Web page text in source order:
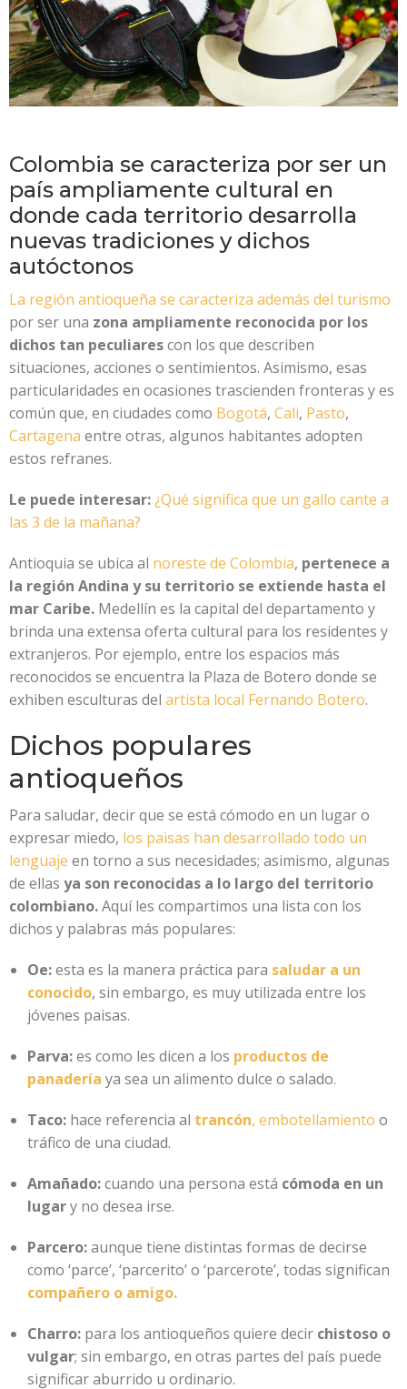
Colombia se caracteriza por ser un
país ampliamente cultural en
donde cada territorio desarrolla
nuevas tradiciones y dichos
autóctonos
La región antioqueña se caracteriza además del turismo
por ser una zona ampliamente reconocida por los
dichos tan peculiarescon los que describen
situaciones, acciones o sentimientos. Asimismo, esas
particularidades en ocasiones trascienden fronteras y es
común que, en ciudades como Bogotá, Cali, Pasto,
Cartagena entre otras, algunos habitantes adopten
estos refranes.
Le puede interesar: ¿Qué significa que un gallo cante a
las 3 de la mañana?
Antioquia se ubica al noreste de Colombia, pertenece a
la región Andina y su territorio se extiende hasta el
mar Caribe. Medellín es la capital del departamento y
brinda una extensa oferta cultural para los residentes y
extranjeros. Por ejemplo, entre los espacios más
reconocidos se encuentra la Plaza de Botero donde se
exhiben esculturas del artista local Fernando Botero.
Dichos populares
antioqueños
Para saludar, decir que se está cómodo en un lugar o
expresar miedo, los paisas han desarrollado todo un
lenguaje en torno a sus necesidades; asimismo, algunas
de ellas ya son reconocidas a lo largo del territorio
colombiano.Aquí les compartimos una lista con los
dichos y palabras más populares:
Oe:esta es la manera práctica para saludar a un
conocido, sin embargo, es muy utilizada entre los
jóvenes paisas.
Parva:es como les dicen a los productos de
panadería ya sea un alimento dulce o salado.
Taco: hace referencia al trancón, embotellamiento o
tráfico de una ciudad.
Amañado:cuando una persona está cómoda en un
lugary no desea irse.
Parcero:aunque tiene distintas formas de decirse
como ‘parce’, ‘parcerito’ o ‘parcerote’, todas significan
compañero o amigo.
Charro: para los antioqueños quiere decir chistoso o
vulgar; sin embargo, en otras partes del país puede
significar aburrido u ordinario.